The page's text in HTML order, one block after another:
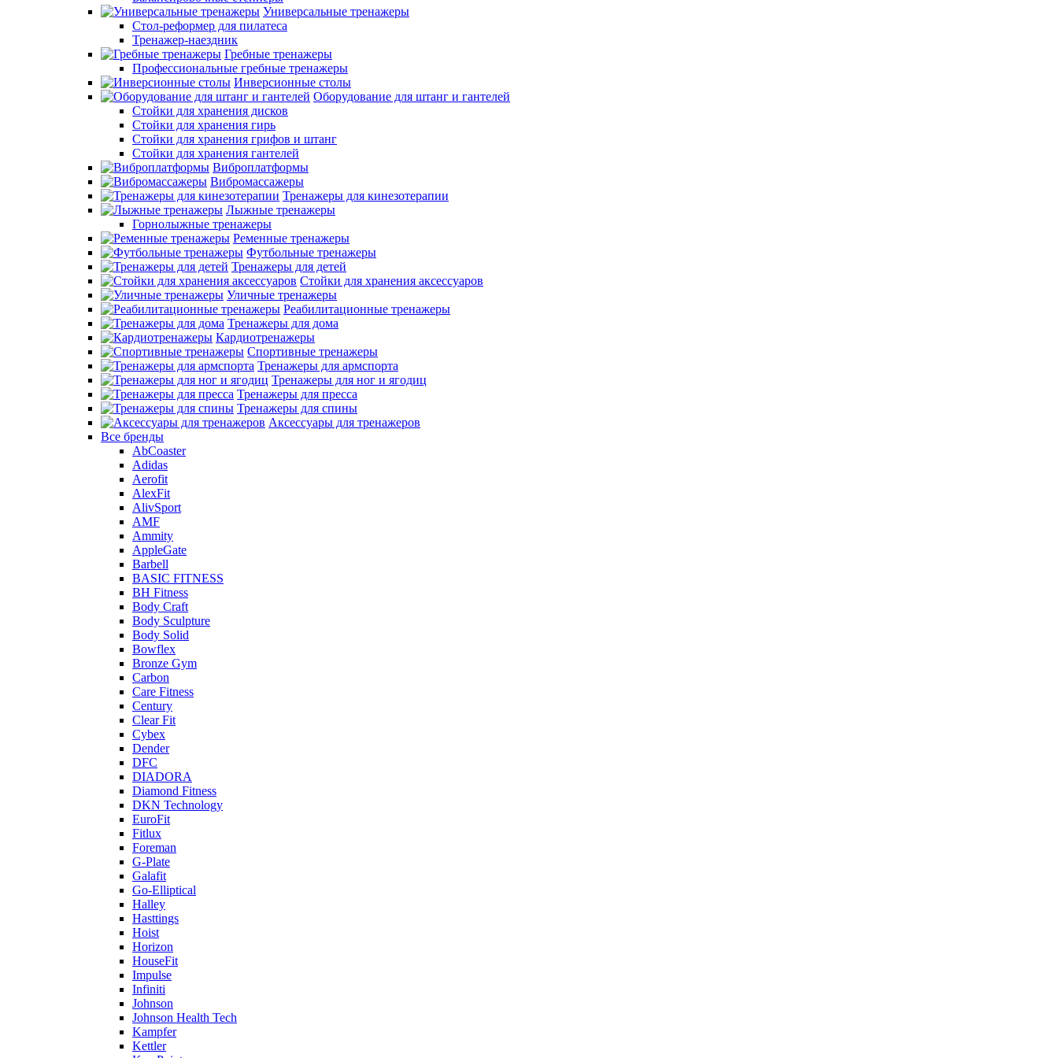
Универсальные тренажеры
Стол-реформер для пилатеса
Тренажер-наездник
Гребные тренажеры
Профессиональные гребные тренажеры
Инверсионные столы
Оборудование для штанг и гантелей
Стойки для хранения дисков
Стойки для хранения гирь
Стойки для хранения грифов и штанг
Стойки для хранения гантелей
Виброплатформы
Вибромассажеры
Тренажеры для кинезотерапии
Лыжные тренажеры
Горнолыжные тренажеры
Ременные тренажеры
Футбольные тренажеры
Тренажеры для детей
Стойки для хранения аксессуаров
Уличные тренажеры
Реабилитационные тренажеры
Тренажеры для дома
Кардиотренажеры
Спортивные тренажеры
Тренажеры для армспорта
Тренажеры для ног и ягодиц
Тренажеры для пресса
Тренажеры для спины
Аксессуары для тренажеров
Все бренды
AbCoaster
Adidas
Aerofit
AlexFit
AlivSport
AMF
Ammity
AppleGate
Barbell
BASIC FITNESS
BH Fitness
Body Craft
Body Sculpture
Body Solid
Bowflex
Bronze Gym
Carbon
Care Fitness
Century
Clear Fit
Cybex
Dender
DFC
DIADORA
Diamond Fitness
DKN Technology
EuroFit
Fitlux
Foreman
G-Plate
Galafit
Go-Elliptical
Halley
Hasttings
Hoist
Horizon
HouseFit
Impulse
Infiniti
Johnson
Johnson Health Tech
Kampfer
Kettler